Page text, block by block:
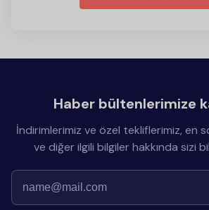
Haber bültenlerimize
İndirimlerimiz ve özel tekliflerimiz, en
ve diğer ilgili bilgiler hakkında sizi